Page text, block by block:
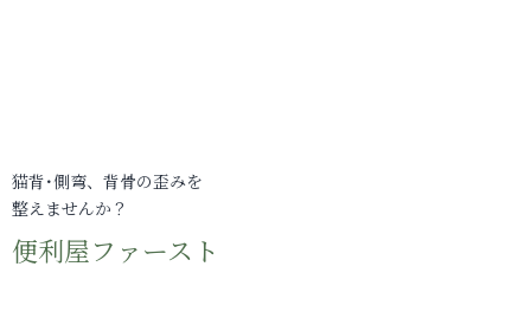
猫背･側弯、背骨の歪みを
整えませんか？
便利屋ファースト